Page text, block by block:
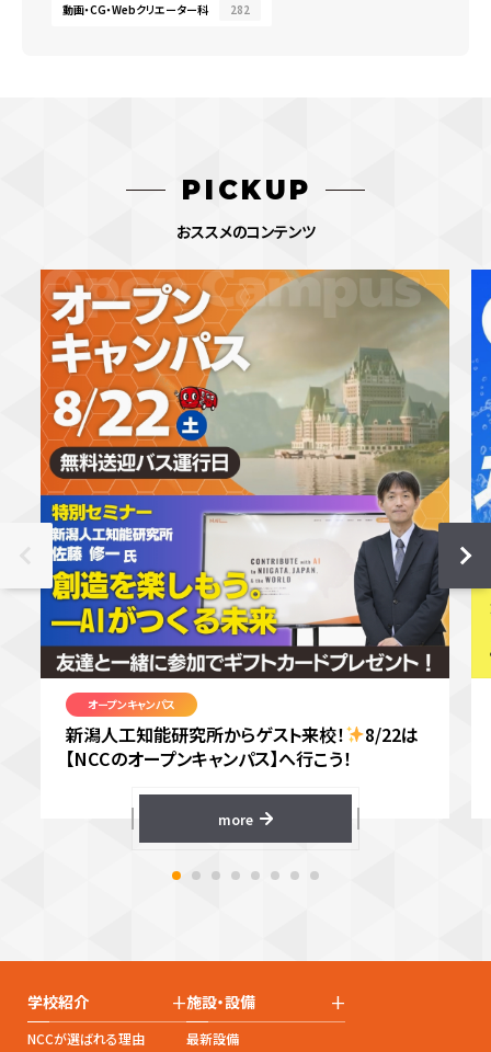
動画・CG・Webクリエーター科 282
PICKUP
おススメのコンテンツ
オープンキャンパス
新潟人工知能研究所からゲスト来校！
8/22は
【NCCのオープンキャンパス】へ行こう！
more
学校紹介 +
NCCが選ばれる理由
施設・設備 +
最新設備